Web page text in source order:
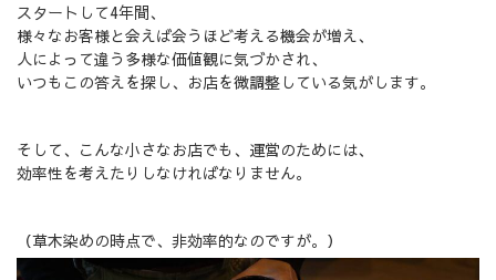
スタートして4年間、
様々なお客様と会えば会うほど考える機会が増え、
人によって違う多様な価値観に気づかされ、
いつもこの答えを探し、お店を微調整している気がします。
そして、こんな小さなお店でも、運営のためには、
効率性を考えたりしなければなりません。
（草木染めの時点で、非効率的なのですが。）